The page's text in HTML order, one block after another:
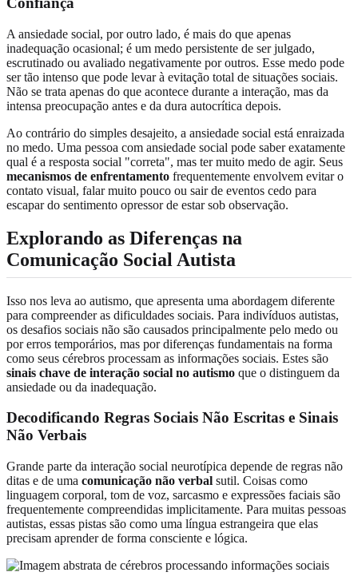
A ansiedade social, por outro lado, é mais do que apenas
inadequação ocasional; é um medo persistente de ser julgado,
escrutinado ou avaliado negativamente por outros. Esse medo pode
ser tão intenso que pode levar à evitação total de situações sociais.
Não se trata apenas do que acontece durante a interação, mas da
intensa preocupação antes e da dura autocrítica depois.
Ao contrário do simples desajeito, a ansiedade social está enraizada
no medo. Uma pessoa com ansiedade social pode saber exatamente
qual é a resposta social "correta", mas ter muito medo de agir. Seus
mecanismos de enfrentamento frequentemente envolvem evitar o
contato visual, falar muito pouco ou sair de eventos cedo para
escapar do sentimento opressor de estar sob observação.
Explorando as Diferenças na
Comunicação Social Autista
Isso nos leva ao autismo, que apresenta uma abordagem diferente
para compreender as dificuldades sociais. Para indivíduos autistas,
os desafios sociais não são causados principalmente pelo medo ou
por erros temporários, mas por diferenças fundamentais na forma
como seus cérebros processam as informações sociais. Estes são
sinais chave de interação social no autismo que o distinguem da
ansiedade ou da inadequação.
Decodificando Regras Sociais Não Escritas e Sinais
Não Verbais
Grande parte da interação social neurotípica depende de regras não
ditas e de uma comunicação não verbal sutil. Coisas como
linguagem corporal, tom de voz, sarcasmo e expressões faciais são
frequentemente compreendidas implicitamente. Para muitas pessoas
autistas, essas pistas são como uma língua estrangeira que elas
precisam aprender de forma consciente e lógica.